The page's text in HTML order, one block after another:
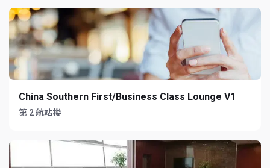
China Southern First/Business Class Lounge V1
第 2 航站楼